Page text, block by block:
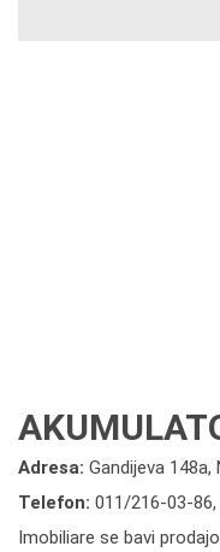
Adresa: Gandijeva 148a,
Telefon: 011/216-03-86,
Imobiliare se bavi